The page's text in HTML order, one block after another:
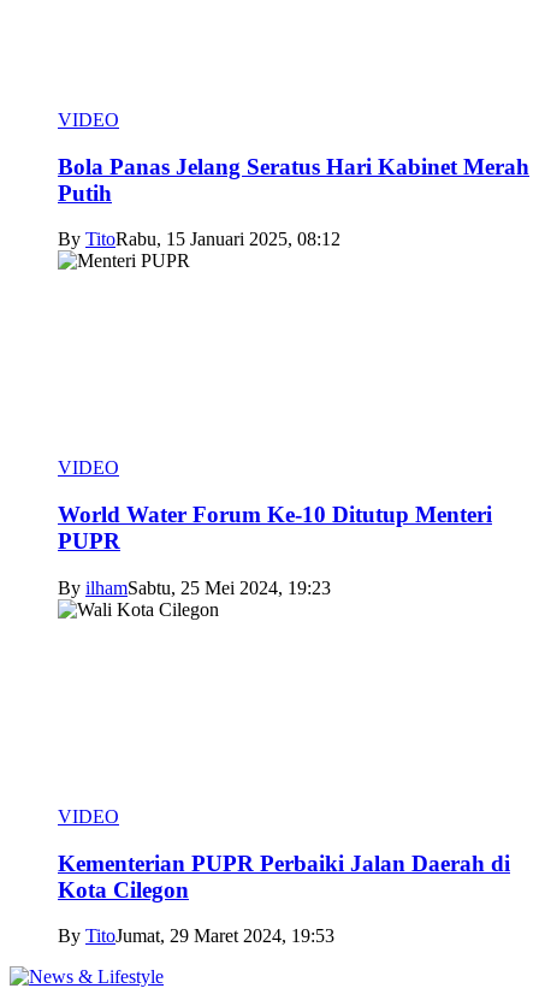
VIDEO
Bola Panas Jelang Seratus Hari Kabinet Merah
Putih
By TitoRabu, 15 Januari 2025, 08:12
VIDEO
World Water Forum Ke-10 Ditutup Menteri
PUPR
By ilhamSabtu, 25 Mei 2024, 19:23
VIDEO
Kementerian PUPR Perbaiki Jalan Daerah di
Kota Cilegon
By TitoJumat, 29 Maret 2024, 19:53